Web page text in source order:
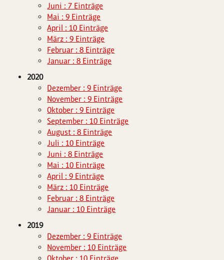
Juni : 7 Einträge
Mai : 9 Einträge
April : 10 Einträge
März : 9 Einträge
Februar : 8 Einträge
Januar : 8 Einträge
2020
Dezember : 9 Einträge
November : 9 Einträge
Oktober : 9 Einträge
September : 10 Einträge
August : 8 Einträge
Juli : 10 Einträge
Juni : 8 Einträge
Mai : 10 Einträge
April : 9 Einträge
März : 10 Einträge
Februar : 8 Einträge
Januar : 10 Einträge
2019
Dezember : 9 Einträge
November : 10 Einträge
Oktober : 10 Einträge